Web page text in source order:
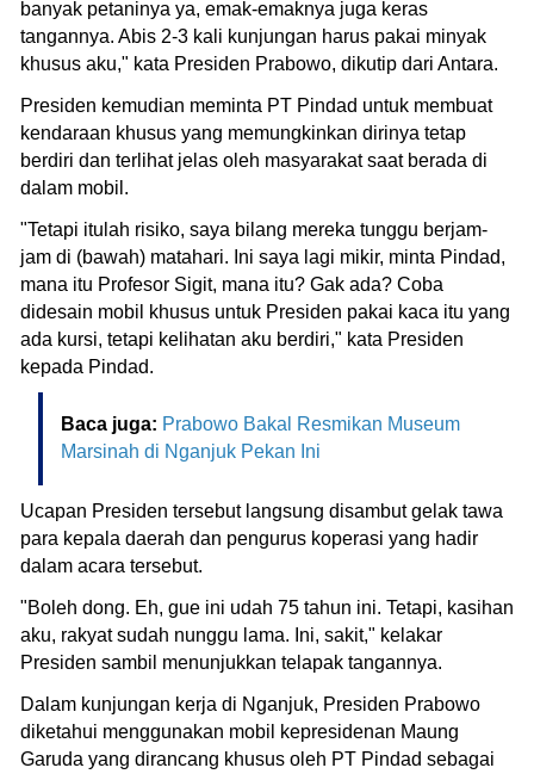
banyak petaninya ya, emak-emaknya juga keras
tangannya. Abis 2-3 kali kunjungan harus pakai minyak
khusus aku," kata Presiden Prabowo, dikutip dari Antara.
Presiden kemudian meminta PT Pindad untuk membuat
kendaraan khusus yang memungkinkan dirinya tetap
berdiri dan terlihat jelas oleh masyarakat saat berada di
dalam mobil.
"Tetapi itulah risiko, saya bilang mereka tunggu berjam-
jam di (bawah) matahari. Ini saya lagi mikir, minta Pindad,
mana itu Profesor Sigit, mana itu? Gak ada? Coba
didesain mobil khusus untuk Presiden pakai kaca itu yang
ada kursi, tetapi kelihatan aku berdiri," kata Presiden
kepada Pindad.
Baca juga: Prabowo Bakal Resmikan Museum
Marsinah di Nganjuk Pekan Ini
Ucapan Presiden tersebut langsung disambut gelak tawa
para kepala daerah dan pengurus koperasi yang hadir
dalam acara tersebut.
"Boleh dong. Eh, gue ini udah 75 tahun ini. Tetapi, kasihan
aku, rakyat sudah nunggu lama. Ini, sakit," kelakar
Presiden sambil menunjukkan telapak tangannya.
Dalam kunjungan kerja di Nganjuk, Presiden Prabowo
diketahui menggunakan mobil kepresidenan Maung
Garuda yang dirancang khusus oleh PT Pindad sebagai